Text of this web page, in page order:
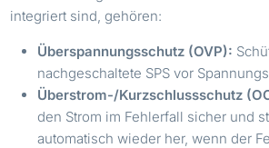
integriert sind, gehören:
Überspannungsschutz (OVP):
nachgeschaltete SPS vor
Überstrom-/Kurzschlussschutz
den Strom im Fehlerfall sicher und
automatisch wieder her, wenn der